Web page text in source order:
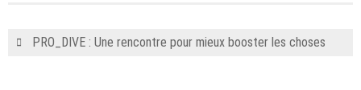
PRO_DIVE : Une rencontre pour mieux booster les choses